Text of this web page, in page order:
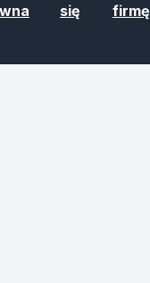
się
firmę